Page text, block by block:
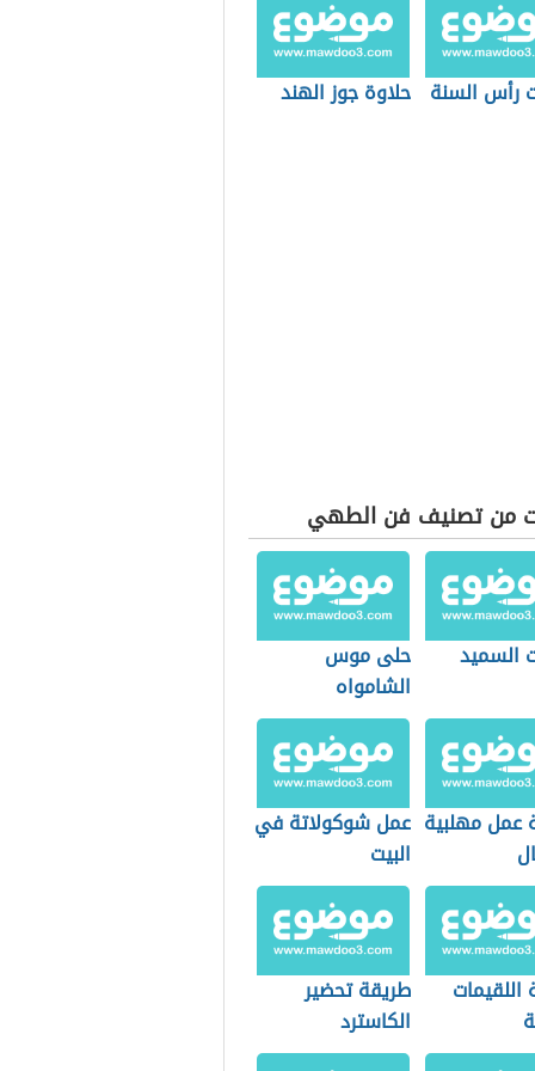
رأس السنة حلاوة جوز الهند
من تصنيف فن الطهي
السميد
حلى موس
الشامواه
عمل مهلبية عمل شوكولاتة في
البيت
طريقة تحضير
الكاسترد